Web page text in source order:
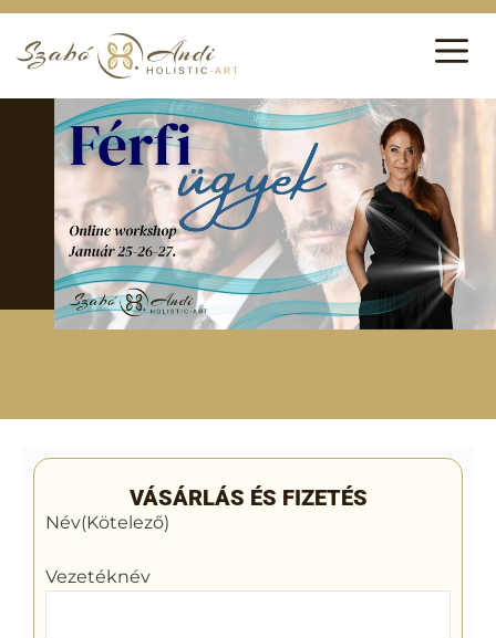
VÁSÁRLÁS ÉS FIZETÉS
Név(Kötelező)
Vezetéknév